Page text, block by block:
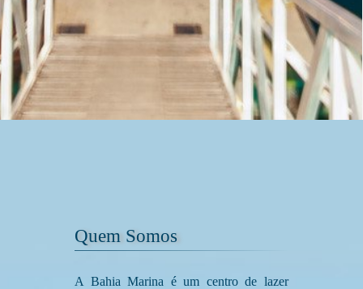
Quem Somos
A Bahia Marina é um centro de lazer